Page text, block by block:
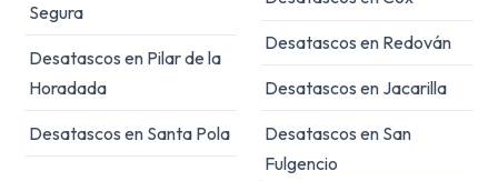
Segura
Desatascos en Pilar de la
Horadada
Desatascos en Santa Pola
Desatascos en Redován
Desatascos en Jacarilla
Desatascos en San
Fulgencio